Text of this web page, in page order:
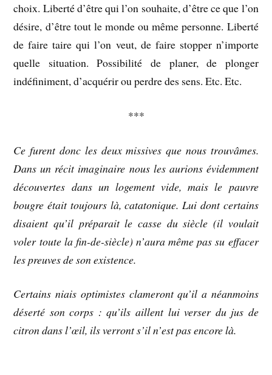
choix. Liberté d’être qui l’on souhaite, d’être ce que l’on
désire, d’être tout le monde ou même personne. Liberté
de faire taire qui l’on veut, de faire stopper n’importe
quelle situation. Possibilité de planer, de plonger
indéfiniment, d’acquérir ou perdre des sens. Etc. Etc.
***
Ce furent donc les deux missives que nous trouvâmes.
Dans un récit imaginaire nous les aurions évidemment
découvertes dans un logement vide, mais le pauvre
bougre était toujours là, catatonique. Lui dont certains
disaient qu’il préparait le casse du siècle (il voulait
voler toute la fin-de-siècle) n’aura même pas su effacer
les preuves de son existence.
Certains niais optimistes clameront qu’il a néanmoins
déserté son corps : qu’ils aillent lui verser du jus de
citron dans l’œil, ils verront s’il n’est pas encore là.